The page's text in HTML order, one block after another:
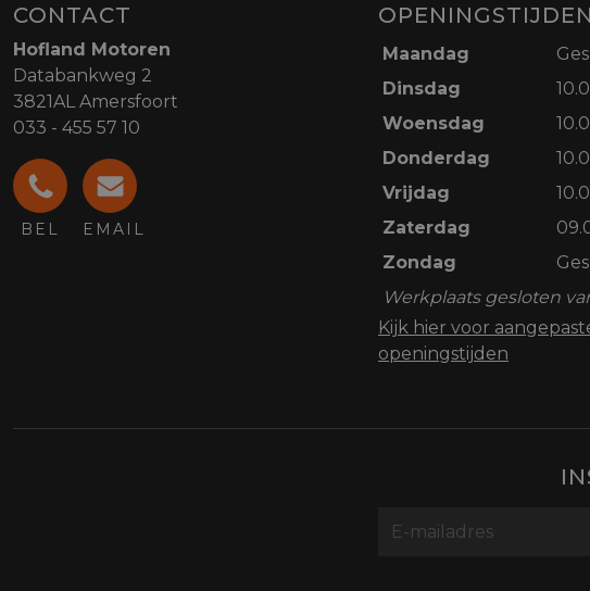
CONTACT
Hofland Motoren
Databankweg 2
3821AL Amersfoort
033 - 455 57 10
BEL EMAIL
OPENINGSTIJDEN
Maandag
Dinsdag
Woensdag
Donderdag
Vrijdag
Zaterdag
Zondag
Werkplaats gesloten
Kijk hier voor
openingstijden